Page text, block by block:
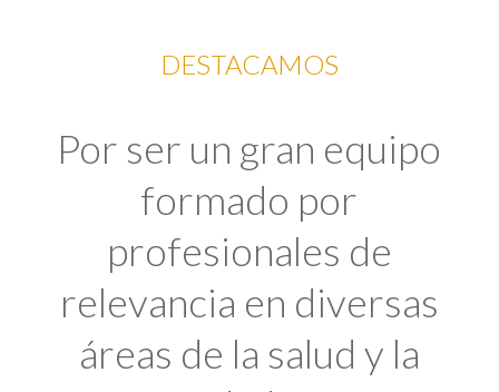
DESTACAMOS
Por ser un gran equipo
formado por
profesionales de
relevancia en diversas
áreas de la salud y la